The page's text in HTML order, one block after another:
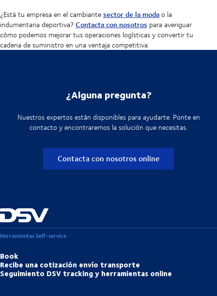
¿Está tu empresa en el cambiantesector de la modao la
indumentaria deportiva?Contacta con nosotros para averiguar
cómo podemos mejorar tus operaciones logísticas y convertir tu
cadena de suministro en una ventaja competitiva.
¿Alguna pregunta?
Nuestros expertos están disponibles para ayudarte. Ponte en
contacto y encontraremos la solución que necesitas.
Contacta con nosotros online
Herramientas Self-service
Book
Recibe una cotización envío transporte
Seguimiento DSV tracking y herramientas online